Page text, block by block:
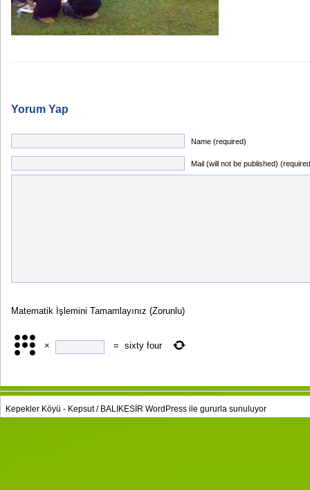
Yorum Yap
Name (required)
Mail (will not be published)
Matematik İşlemini Tamamlayınız (Zorunlu)
× = sixty four
Kepekler Köyü - Kepsut / BALIKESİR WordPress ile gururla sunuluyor